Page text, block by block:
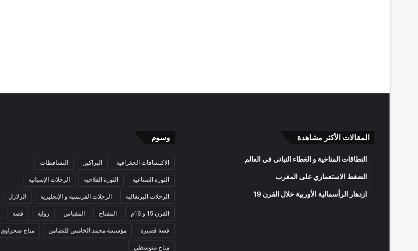
المقالات الأكثر مشاهدة
النطاقات المناخية و الغطاء النباتي في العالم
الضغط الاستعماري على المغرب
ازدهار الرأسمالية الأوربية خلال القرن 19
وسوم
الاكتشافات الجغرافية البراكين التساقطات
الثورة الصناعية الثورة الفلاحية الرحلات الإسبانية
الرحلات البرتغالية الرحلات الفرنسية و الإنجليزية الزلازل
القرن 15 و 16م المفتاح المقياس رواية قصة
قصة قصيرة مؤسسة محمد الخامس للتضامن مناخ صحراوي
مناخ متوسطي